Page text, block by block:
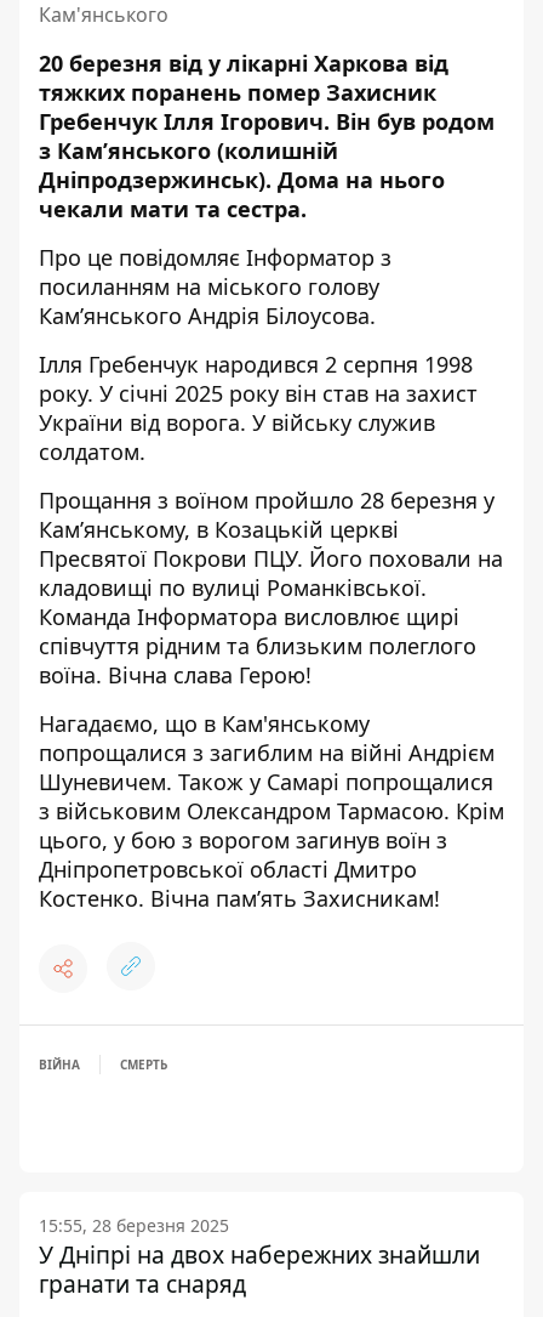
Кам'янського
20 березня від у лікарні Харкова від
тяжких поранень помер Захисник
Гребенчук Ілля Ігорович. Він був родом
з Кам’янського (колишній
Дніпродзержинськ). Дома на нього
чекали мати та сестра.
Про це повідомляє Інформатор з
посиланням на міського голову
Кам’янського Андрія Білоусова.
Ілля Гребенчук народився 2 серпня 1998
року. У січні 2025 року він став на захист
України від ворога. У війську служив
солдатом.
Прощання з воїном пройшло 28 березня у
Кам’янському, в Козацькій церкві
Пресвятої Покрови ПЦУ. Його поховали на
кладовищі по вулиці Романківської.
Команда Інформатора висловлює щирі
співчуття рідним та близьким полеглого
воїна. Вічна слава Герою!
Нагадаємо, що в Кам'янському
попрощалися з загиблим на війні Андрієм
Шуневичем. Також у Самарі попрощалися
з військовим Олександром Тармасою. Крім
цього, у бою з ворогом загинув воїн з
Дніпропетровської області Дмитро
Костенко. Вічна пам’ять Захисникам!
ВІЙНА СМЕРТЬ
15:55, 28 березня 2025
У Дніпрі на двох набережних знайшли
гранати та снаряд